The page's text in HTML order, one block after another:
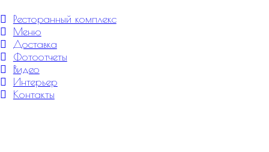
Ресторанный комплекс
Меню
Доставка
Фотоотчеты
Видео
Интерьер
Контакты